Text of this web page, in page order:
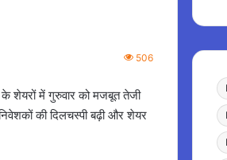
506
के शेयरों में गुरुवार को मजबूत तेजी
की दिलचस्पी बढ़ी और शेयर